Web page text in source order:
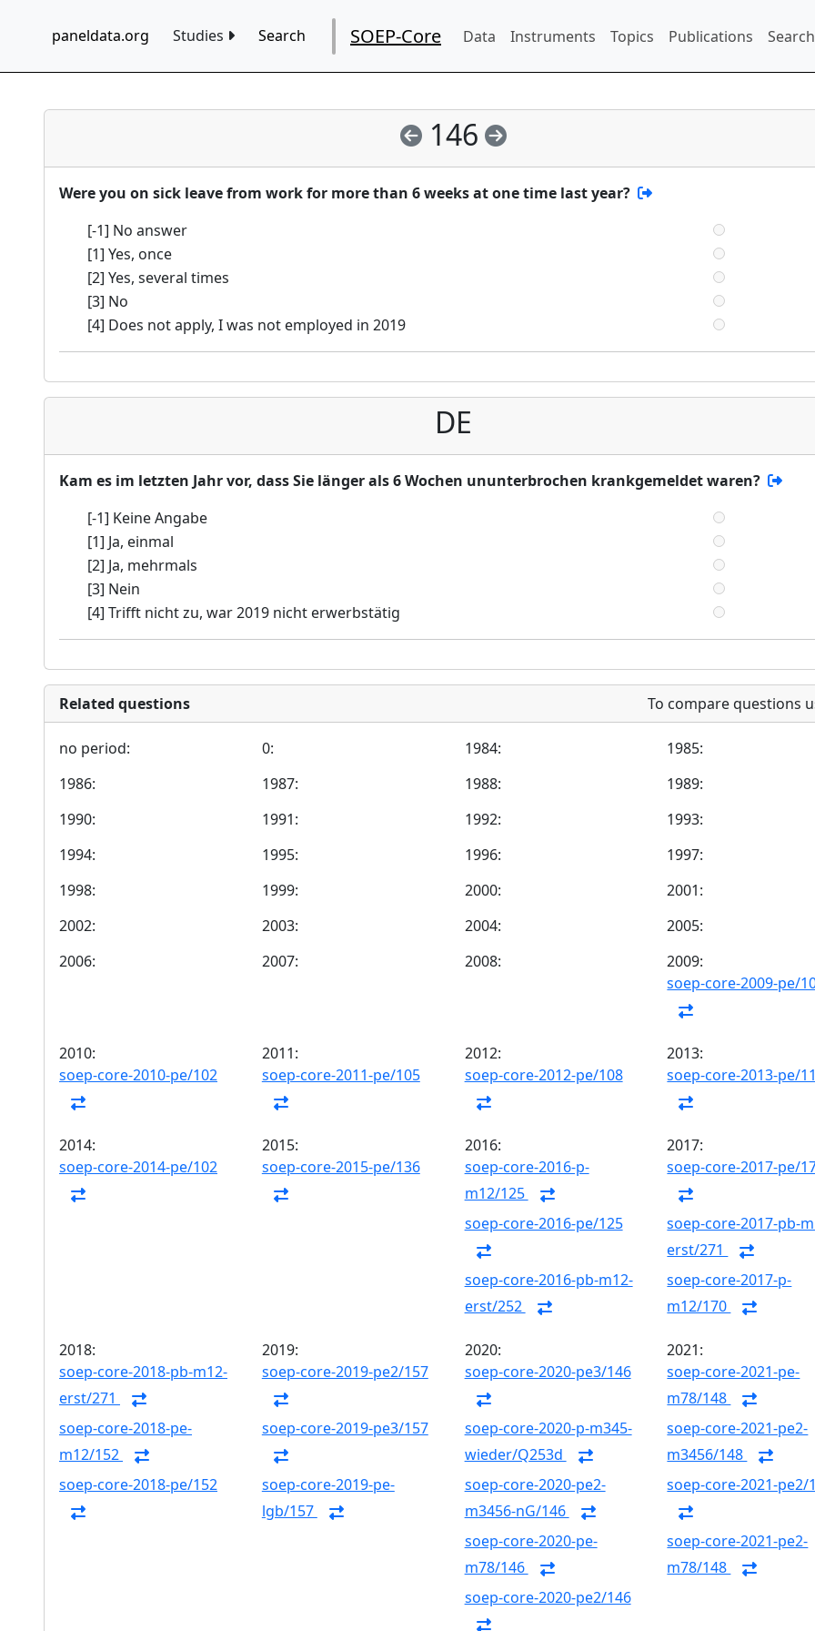
paneldata.org Studies Search SOEP-Core Data Instruments Topics Publications
146
Were you on sick leave from work for more than 6 weeks at one time last year?
[-1] No answer
[1] Yes, once
[2] Yes, several times
[3] No
[4] Does not apply, I was not employed in 2019
DE
Kam es im letzten Jahr vor, dass Sie länger als 6 Wochen ununterbrochen krankgemeldet waren?
[-1] Keine Angabe
[1] Ja, einmal
[2] Ja, mehrmals
[3] Nein
[4] Trifft nicht zu, war 2019 nicht erwerbstätig
Related questions To compare questions
no period: 0: 1984:
1985:
1986:
1987: 1988:
1989:
1990:
1991: 1992:
1993:
1994:
1995: 1996:
1997:
1998:
1999: 2000:
2001:
2002:
2003: 2004:
2005:
2006:
2007: 2008:
2009:
soep-core-2009-pe/
2010:
soep-core-2010-pe/102
2011:
soep-core-2011-pe/105
2012:
soep-core-2012-pe/108
2013:
soep-core-2013-pe/
2014:
soep-core-2014-pe/102
2015:
soep-core-2015-pe/136
2016:
soep-core-2016-p-
m12/125
soep-core-2016-pe/125
soep-core-2016-pb-m12-
erst/252
2017:
soep-core-2017-pe/
soep-core-2017-pb-
erst/271
soep-core-2017-p-
m12/170
2018:
soep-core-2018-pb-m12-
erst/271
soep-core-2018-pe-
m12/152
soep-core-2018-pe/152
2019:
soep-core-2019-pe2/157
soep-core-2019-pe3/157
soep-core-2019-pe-
lgb/157
2020:
soep-core-2020-pe3/146
soep-core-2020-p-m345-
wieder/Q253d
soep-core-2020-pe2-
m3456-nG/146
soep-core-2020-pe-
m78/146
soep-core-2020-pe2/146
2021:
soep-core-2021-pe-
m78/148
soep-core-2021-pe2-
m3456/148
soep-core-2021-pe2/
soep-core-2021-pe2-
m78/148